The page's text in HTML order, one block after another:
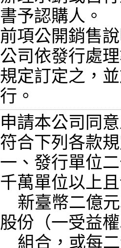
書予認購人。
前項公開銷售
公司依發行處
規定訂定之，
行。
申請本公司同
符合下列各款
一、發行單位
千萬單位以上
股份（一受益